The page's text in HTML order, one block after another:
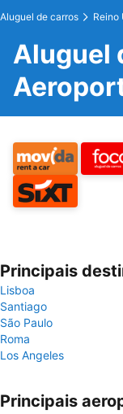
Aluguel de carros Reino
Aluguel
Principais
Lisboa
Santiago
São Paulo
Roma
Los Angeles
Principais